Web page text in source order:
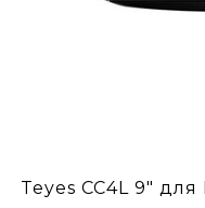
Teyes CC4L 9" для